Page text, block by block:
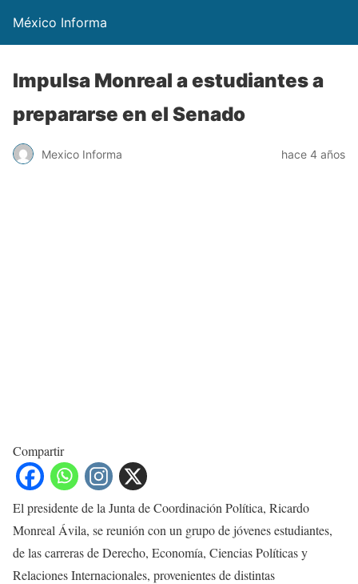
México Informa
Impulsa Monreal a estudiantes a
prepararse en el Senado
Mexico Informa hace 4 años
Compartir
El presidente de la Junta de Coordinación Política, Ricardo
Monreal Ávila, se reunión con un grupo de jóvenes estudiantes,
de las carreras de Derecho, Economía, Ciencias Políticas y
Relaciones Internacionales, provenientes de distintas